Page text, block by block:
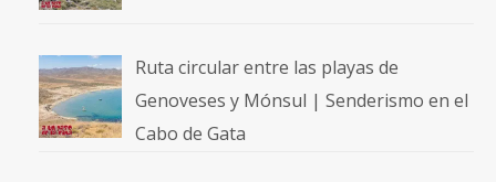
Ruta circular entre las playas de
Genoveses y Mónsul | Senderismo en el
Cabo de Gata